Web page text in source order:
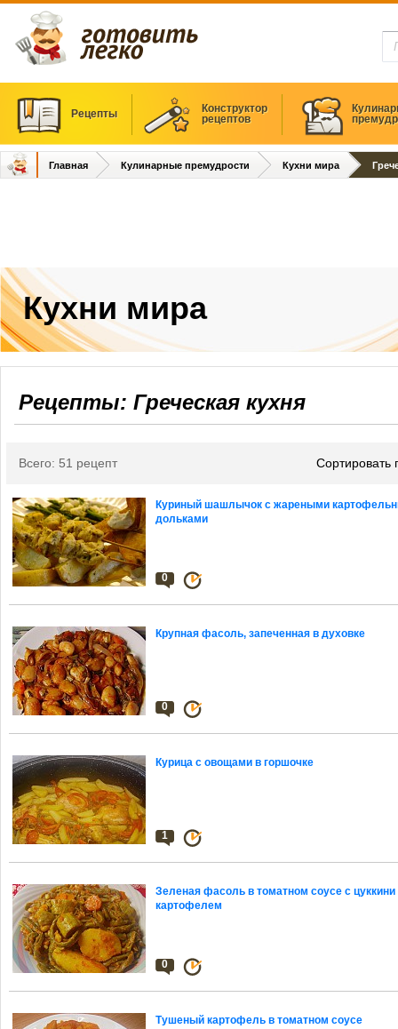
Рецепты
Конструктор
рецептов
Главная Кулинарные премудрости Кухни мира
Кухни мира
Рецепты: Греческая кухня
Сортировать
Всего: 51 рецепт
Куриный шашлычок с жареными
дольками
0
Крупная фасоль, запеченная в духовке
0
Курица с овощами в горшочке
1
Зеленая фасоль в томатном соусе с цуккини
картофелем
0
Тушеный картофель в томатном соусе